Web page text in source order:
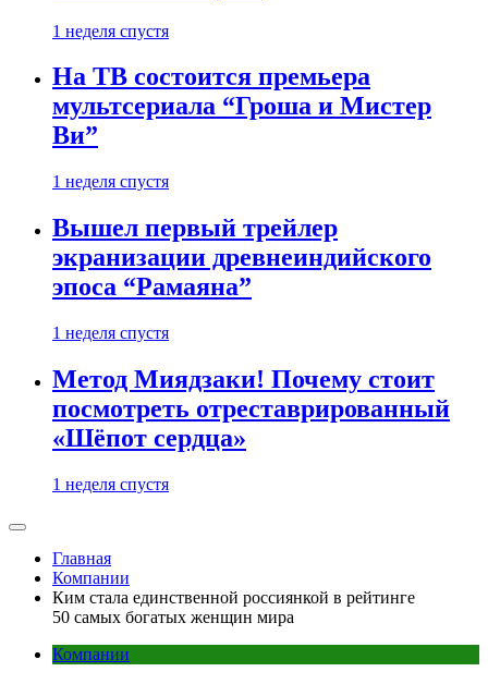
1 неделя спустя
На ТВ состоится премьера
мультсериала “Гроша и Мистер
Ви”
1 неделя спустя
Вышел первый трейлер
экранизации древнеиндийского
эпоса “Рамаяна”
1 неделя спустя
Метод Миядзаки! Почему стоит
посмотреть отреставрированный
«Шёпот сердца»
1 неделя спустя
Главная
Компании
Ким стала единственной россиянкой в рейтинге
50 самых богатых женщин мира
Компании